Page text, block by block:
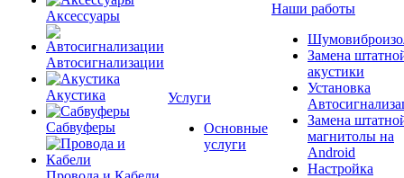
Аксессуары
Автосигнализации
Акустика
Сабвуферы
Услуги
Основные
услуги
Наши работы
Замена
акустики
Установка
Замена
магнитолы на
Android
Настройка